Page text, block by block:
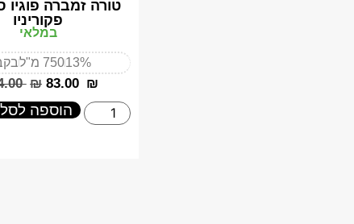
טורה זמברה פוגיו
פקוריניו
במלאי
13%750 מ"ל
₪ ‎83.00 ₪
הוספה לסל